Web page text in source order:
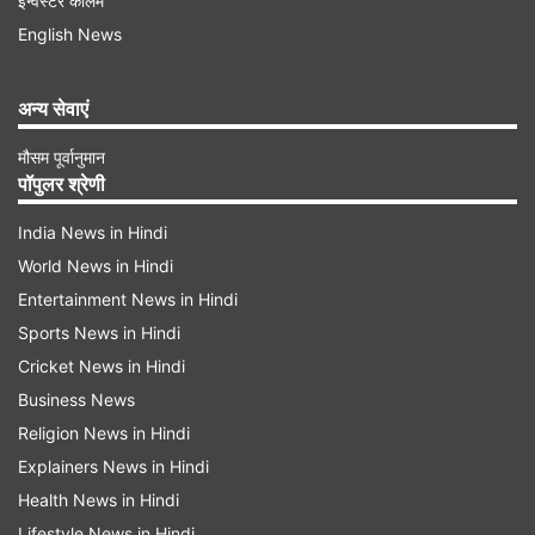
और 65.71 रुपये प्रति लीटर हो गई है।
देश की राजधानी दिल्ली में 1 मार्च के बाद से अब तक पेट्रोल
के दाम में 2 रुपए 12 पैसे जबकि डीजल के दाम में 2 रुपए 1
पैसे की गिरावट आई है। अंतर्राष्ट्रीय बाजार में कच्चे तेल के
दाम में भारी गिरावट से तेल आयात सस्ता हो गया है, इसलिए
पेट्रोल और डीजल पर उत्पाद शुल्क में 3 रुपए प्रति लीटर
की वृद्धि के बावजूद दोनों वाहन ईधनों के दाम में लगातार
गिरावट का सिलसिला जारी है।
English News
अन्य सेवाएं
मौसम पूर्वानुमान
पॉपुलर श्रेणी
India News in Hindi
World News in Hindi
Entertainment News in Hindi
Sports News in Hindi
Cricket News in Hindi
Business News
Religion News in Hindi
Explainers News in Hindi
Health News in Hindi